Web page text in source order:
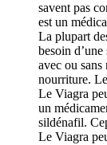
savent pas
est un
La plupart
besoin
avec ou
nourriture.
Le Viagra
un
sildénafil.
Le Viagra